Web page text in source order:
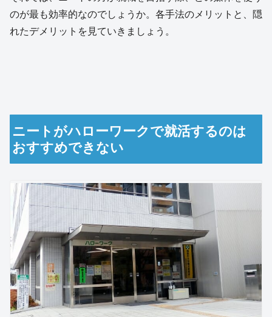
のが最も効率的なのでしょうか。各手法のメリットと、隠
れたデメリットを見ていきましょう。
ニートがハローワークで就活するのは
おすすめできない